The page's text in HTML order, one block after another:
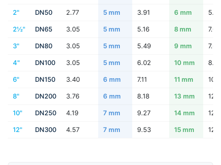
2" DN50 2.77 5 mm 3.91 6 mm
2½" DN65 3.05 5 mm 5.16 8 mm 7.01
3" DN80 3.05 5 mm 5.49 9 mm 7.62
4" DN100 3.05 5 mm 6.02 10 mm
6" DN150 3.40 6 mm 7.11 11 mm
8" DN200 3.76 6 mm 8.18 13 mm
10" DN250 4.19 7 mm 9.27 14 mm
12" DN300 4.57 7 mm 9.53 15 mm